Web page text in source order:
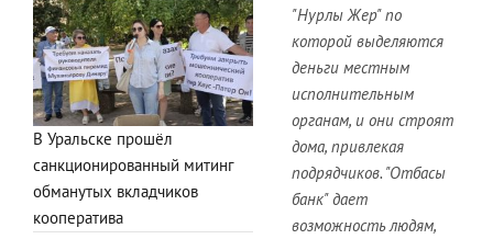
В Уральске прошёл
санкционированный митинг
обманутых вкладчиков
кооператива
"Нурлы Жер" по
которой выделяются
деньги местным
исполнительным
органам, и они строят
дома, привлекая
подрядчиков. "Отбасы
банк" дает
возможность людям,